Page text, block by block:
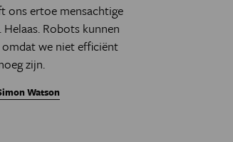
ons ertoe mensachtige
Robots kunnen
we niet efficiënt
zijn.
Watson